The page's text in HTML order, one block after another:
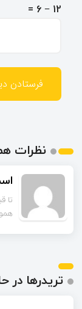
12 − 6 =
نظرات
تا
تریدرها